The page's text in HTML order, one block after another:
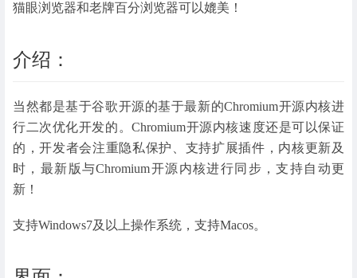
当然都是基于谷歌开源的基于最新的Chromium开源内核进
行二次优化开发的。Chromium开源内核速度还是可以保证
的，开发者会注重隐私保护、支持扩展插件，内核更新及
时，最新版与Chromium开源内核进行同步，支持自动更